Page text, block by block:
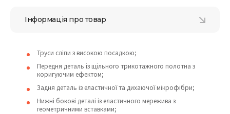
Інформація про товар
Труси сліпи з високою посадкою;
Передня деталь із щільного трикотажного полотна з
коригуючим ефектом;
Задня деталь із еластичної та дихаючої мікрофібри;
Нижні бокові деталі із еластичного мережива з
геометричними вставками;